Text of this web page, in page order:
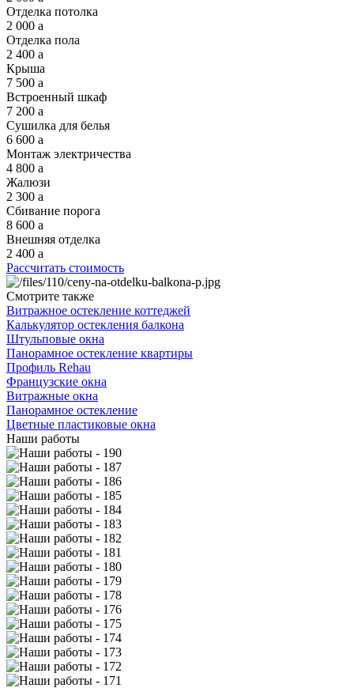
Отделка потолка
2 000 a
Отделка пола
2 400 a
Крыша
7 500 a
Встроенный шкаф
7 200 a
Сушилка для белья
6 600 a
Монтаж электричества
4 800 a
Жалюзи
2 300 a
Сбивание порога
8 600 a
Внешняя отделка
2 400 a
Рассчитать стоимость
Смотрите также
Витражное остекление коттеджей
Калькулятор остекления балкона
Штульповые окна
Панорамное остекление квартиры
Профиль Rehau
Французские окна
Витражные окна
Панорамное остекление
Цветные пластиковые окна
Наши работы